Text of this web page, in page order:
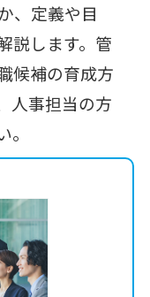
、定義や目
説します。管
候補の育成方
人事担当の方